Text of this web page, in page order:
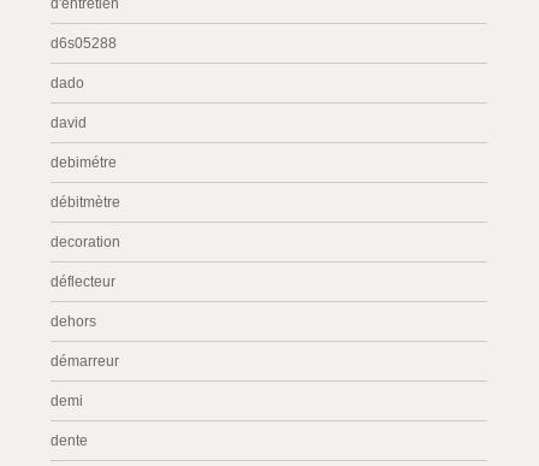
d'entretien
d6s05288
dado
david
debimétre
débitmètre
decoration
déflecteur
dehors
démarreur
demi
dente